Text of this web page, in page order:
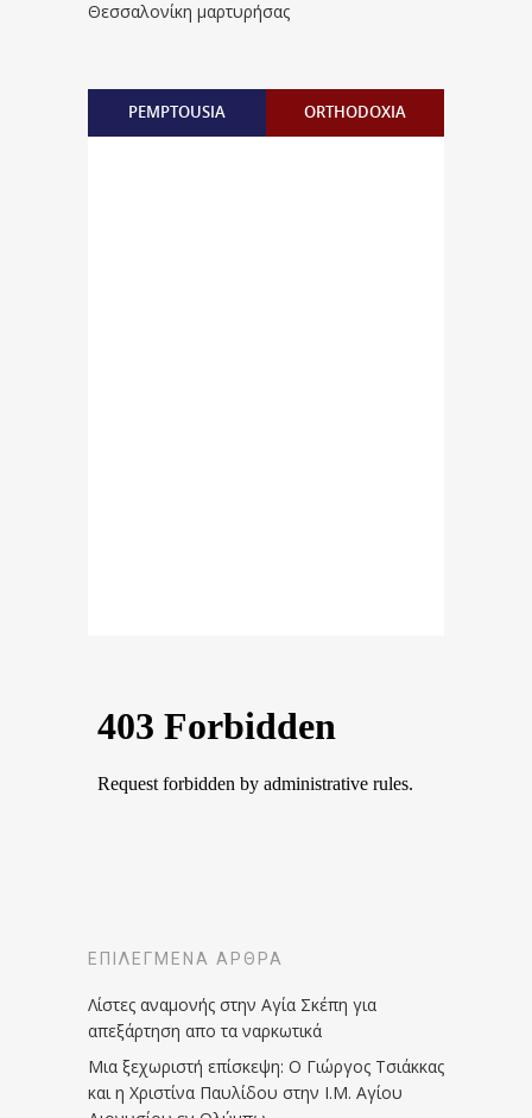
Θεσσαλονίκη μαρτυρήσας
PEMPTOUSIA ORTHODOXIA
ΕΠΙΛΕΓΜΈΝΑ ΆΡΘΡΑ
Λίστες αναμονής στην Αγία Σκέπη για
απεξάρτηση απο τα ναρκωτικά
Μια ξεχωριστή επίσκεψη: Ο Γιώργος Τσιάκκας
και η Χριστίνα Παυλίδου στην Ι.Μ. Αγίου